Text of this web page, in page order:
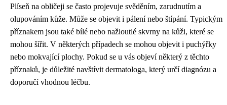
Plíseň na obličeji se často projevuje svěděním, zarudnutím a
olupováním kůže. Může se objevit i pálení nebo štípání. Typickým
příznakem jsou také bílé nebo nažloutlé skvrny na kůži, které se
mohou šířit. V některých případech se mohou objevit i puchýřky
nebo mokvající plochy. Pokud se u vás objeví některý z těchto
příznaků, je důležité navštívit dermatologa, který určí diagnózu a
doporučí vhodnou léčbu.